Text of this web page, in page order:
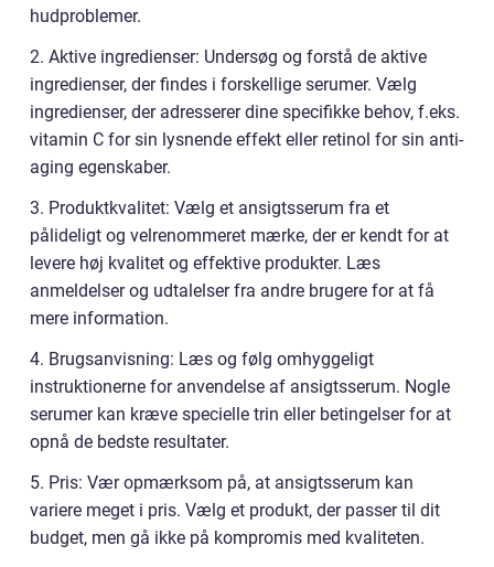
hudproblemer.
2. Aktive ingredienser: Undersøg og forstå de aktive
ingredienser, der findes i forskellige serumer. Vælg
ingredienser, der adresserer dine specifikke behov, f.eks.
vitamin C for sin lysnende effekt eller retinol for sin anti-
aging egenskaber.
3. Produktkvalitet: Vælg et ansigtsserum fra et
pålideligt og velrenommeret mærke, der er kendt for at
levere høj kvalitet og effektive produkter. Læs
anmeldelser og udtalelser fra andre brugere for at få
mere information.
4. Brugsanvisning: Læs og følg omhyggeligt
instruktionerne for anvendelse af ansigtsserum. Nogle
serumer kan kræve specielle trin eller betingelser for at
opnå de bedste resultater.
5. Pris: Vær opmærksom på, at ansigtsserum kan
variere meget i pris. Vælg et produkt, der passer til dit
budget, men gå ikke på kompromis med kvaliteten.